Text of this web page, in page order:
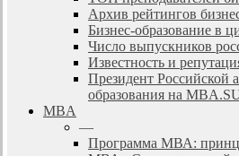
Архив рейтингов
Бизнес-образование в
Число выпускников
Известность и
Президент Российской
образования на
MBA
—
Программа МВА: